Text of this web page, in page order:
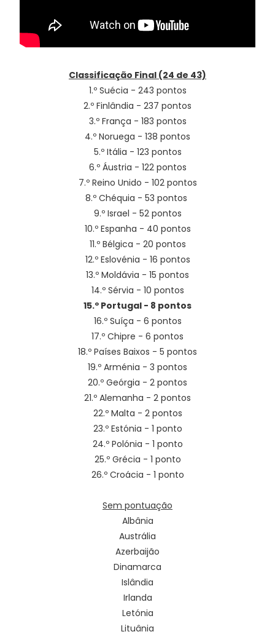
Classificação Final (24 de 43)
1.º Suécia - 243 pontos
2.º Finlândia - 237 pontos
3.º França - 183 pontos
4.º Noruega - 138 pontos
5.º Itália - 123 pontos
6.º Áustria - 122 pontos
7.º Reino Unido - 102 pontos
8.º Chéquia - 53 pontos
9.º Israel - 52 pontos
10.º Espanha - 40 pontos
11.º Bélgica - 20 pontos
12.º Eslovénia - 16 pontos
13.º Moldávia - 15 pontos
14.º Sérvia - 10 pontos
15.º Portugal - 8 pontos
16.º Suíça - 6 pontos
17.º Chipre - 6 pontos
18.º Países Baixos - 5 pontos
19.º Arménia - 3 pontos
20.º Geórgia - 2 pontos
21.º Alemanha - 2 pontos
22.º Malta - 2 pontos
23.º Estónia - 1 ponto
24.º Polónia - 1 ponto
25.º Grécia - 1 ponto
26.º Croácia - 1 ponto
Sem pontuação
Albânia
Austrália
Azerbaijão
Dinamarca
Islândia
Irlanda
Letónia
Lituânia